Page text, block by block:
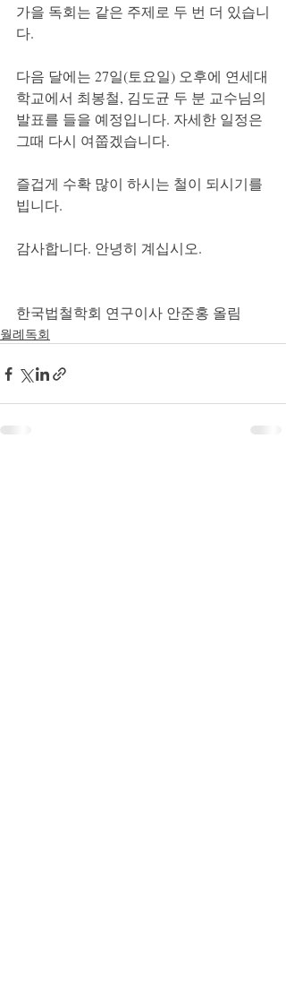
가을 독회는 같은 주제로 두 번 더 있습니
다.
다음 달에는 27일(토요일) 오후에 연세대
학교에서 최봉철, 김도균 두 분 교수님의
발표를 들을 예정입니다. 자세한 일정은
그때 다시 여쭙겠습니다.
즐겁게 수확 많이 하시는 철이 되시기를
빕니다.
감사합니다. 안녕히 계십시오.
한국법철학회 연구이사 안준홍 올림
월례독회